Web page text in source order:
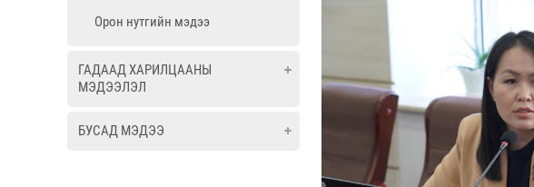
Орон нутгийн мэдээ
ГАДААД ХАРИЛЦААНЫ
МЭДЭЭЛЭЛ
БУСАД МЭДЭЭ